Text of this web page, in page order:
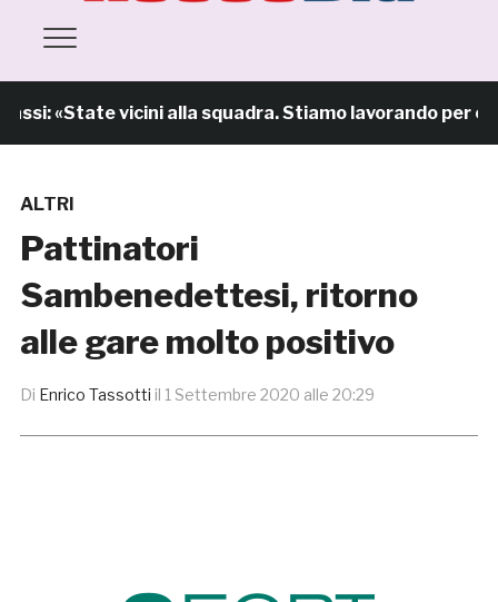
«State vicini alla squadra. Stiamo lavorando per
ALTRI
Pattinatori
Sambenedettesi, ritorno
alle gare molto positivo
Di Enrico Tassotti il 1 Settembre 2020 alle 20:29